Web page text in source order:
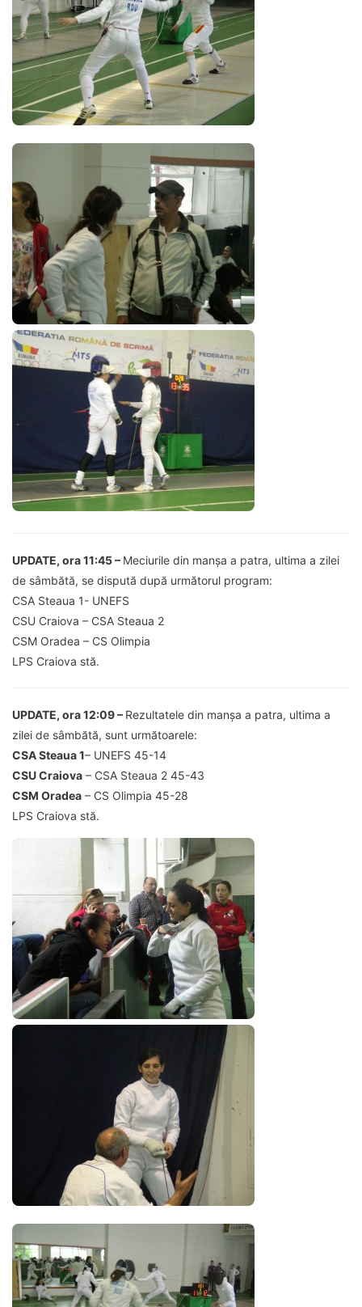
UPDATE, ora 11:45 – Meciurile din manșa a patra, ultima a zilei
de sâmbătă, se dispută după următorul program:
CSA Steaua 1- UNEFS
CSU Craiova – CSA Steaua 2
CSM Oradea – CS Olimpia
LPS Craiova stă.
UPDATE, ora 12:09 – Rezultatele din manșa a patra, ultima a
zilei de sâmbătă, sunt următoarele:
CSA Steaua 1– UNEFS 45-14
CSU Craiova – CSA Steaua 2 45-43
CSM Oradea – CS Olimpia 45-28
LPS Craiova stă.